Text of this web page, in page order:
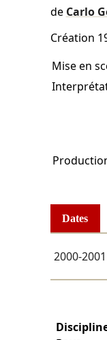
de Carlo
Création
Mise en
Dates
2000-2001